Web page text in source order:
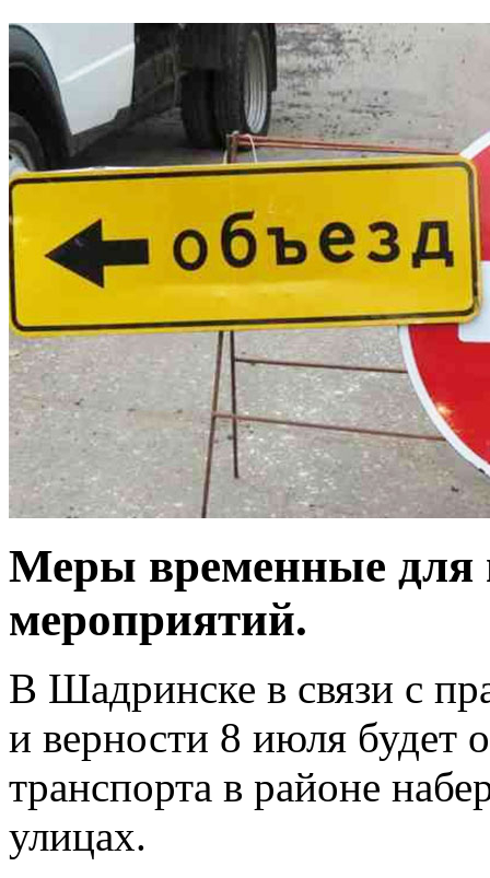
Меры временные для
мероприятий.
В Шадринске в связи с
и верности 8 июля будет
транспорта в районе
улицах.